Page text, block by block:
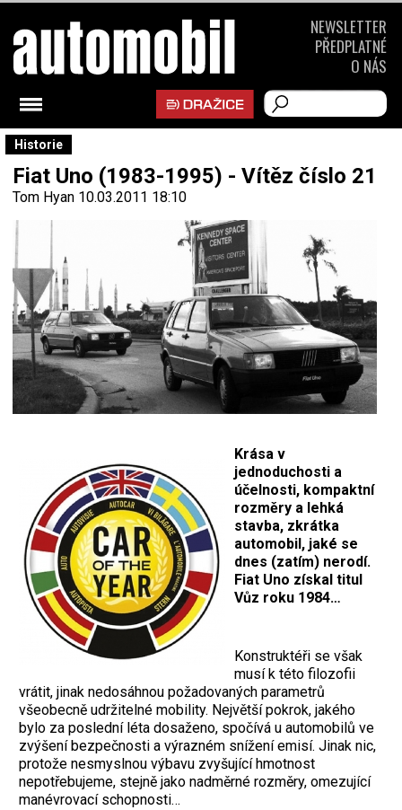
Historie
Fiat Uno (1983-1995) - Vítěz číslo 21
Tom Hyan 10.03.2011 18:10
Krása v
jednoduchosti a
účelnosti, kompaktní
rozměry a lehká
stavba, zkrátka
automobil, jaké se
dnes (zatím) nerodí.
Fiat Uno získal titul
Vůz roku 1984…
Konstruktéři se však
musí k této filozofii
vrátit, jinak nedosáhnou požadovaných parametrů
všeobecně udržitelné mobility. Největší pokrok, jakého
bylo za poslední léta dosaženo, spočívá u automobilů ve
zvýšení bezpečnosti a výrazném snížení emisí. Jinak nic,
protože nesmyslnou výbavu zvyšující hmotnost
nepotřebujeme, stejně jako nadměrné rozměry, omezující
manévrovací schopnosti…
NEWSLETTER
PŘEDPLATNÉ
O NÁS